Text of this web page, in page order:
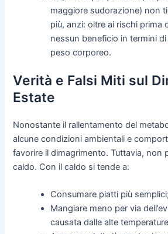
maggiore sudorazione) non
più, anzi: oltre ai rischi prima
nessun beneficio in termini
peso corporeo.
Verità e Falsi Miti sul
Estate
Nonostante il rallentamento del
alcune condizioni ambientali e
favorire il dimagrimento. Tuttavia, non
caldo. Con il caldo si tende a:
Consumare piatti più semplici;
Mangiare meno per via
causata dalle alte